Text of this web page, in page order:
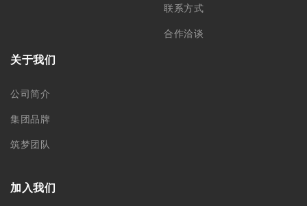
联系方式
合作洽谈
关于我们
公司简介
集团品牌
筑梦团队
加入我们